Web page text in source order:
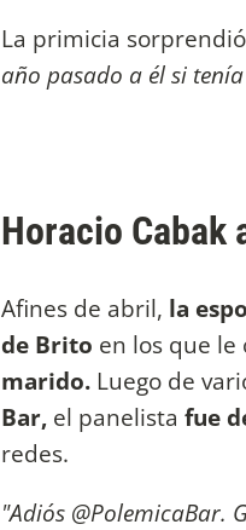
La primicia
año pasado a él si
Horacio Cabak
Afines de abril, la
de Brito en los que
marido. Luego de
Bar, el panelista fue
redes.
"Adiós @PolemicaBar.